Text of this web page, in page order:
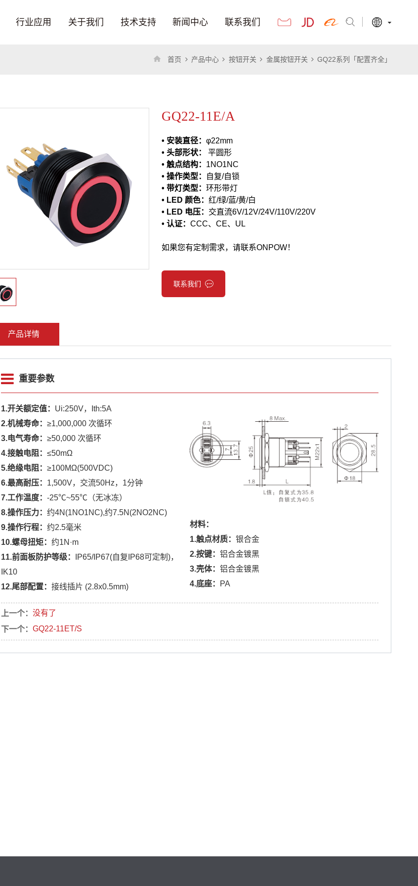
行业应用 关于我们 技术支持 新闻中心 联系我们
首页 产品中心 按钮开关 金属按钮开关 GQ22系列「配置齐全」
GQ22-11E/A
• 安装直径： φ22mm
• 头部形状：
平圆形
• 触点结构： 1NO1NC
• 操作类型：
自复/自锁
• 带灯类型： 环形带灯
• LED 颜色： 红/绿/蓝/黄/白
• LED 电压： 交直流6V/12V/24V/110V/220V
• 认证： CCC、CE、UL
如果您有定制需求，请联系ONPOW！
联系我们
产品详情
重要参数
1.开关额定值： Ui:250V，Ith:5A
2.机械寿命： ≥1,000,000 次循环
3.电气寿命： ≥50,000 次循环
4.接触电阻： ≤50mΩ
5.绝缘电阻： ≥100MΩ(500VDC)
6.最高耐压： 1,500V，交流50Hz，1分钟
7.工作温度： -25℃~55℃（无冰冻）
8.操作压力： 约4N(1NO1NC),约7.5N(2NO2NC)
9.操作行程： 约2.5毫米
10.螺母扭矩： 约1N·m
11.前面板防护等级：
IP65/IP67(自复IP68可定制)，
IK10
12.尾部配置： 接线插片 (2.8x0.5mm)
材料：
1.触点材质： 银合金
2.按键： 铝合金镀黑
3.壳体： 铝合金镀黑
4.底座：
PA
上一个： 没有了
下一个： GQ22-11ET/S